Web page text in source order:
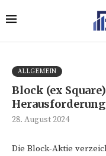
ALLGEMEIN
Block (ex
28. August 2024
Die Block-Aktie